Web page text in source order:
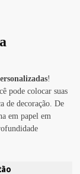
!
pode colocar suas
de decoração. De
em papel em